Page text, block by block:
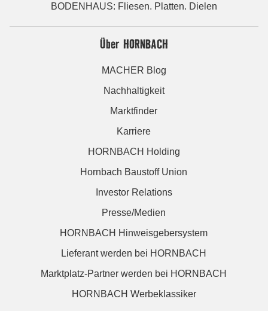
BODENHAUS: Fliesen. Platten. Dielen
Über HORNBACH
MACHER Blog
Nachhaltigkeit
Marktfinder
Karriere
HORNBACH Holding
Hornbach Baustoff Union
Investor Relations
Presse/Medien
HORNBACH Hinweisgebersystem
Lieferant werden bei HORNBACH
Marktplatz-Partner werden bei HORNBACH
HORNBACH Werbeklassiker